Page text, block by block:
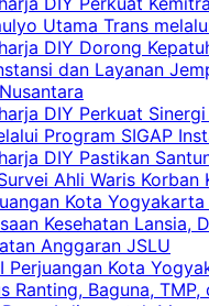
Utama Trans
DIY Dorong
dan Layanan
DIY Perkuat
Program SIGAP
DIY Pastikan
Ahli Waris Korban
Kota Yogyakarta
Kesehatan Lansia,
Anggaran JSLU
Perjuangan Kota
Ranting, Baguna, TMP,